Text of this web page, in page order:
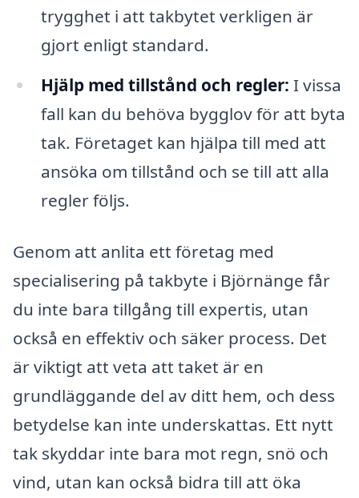
trygghet i att takbytet verkligen är
gjort enligt standard.
Hjälp med tillstånd och regler: I vissa
fall kan du behöva bygglov för att byta
tak. Företaget kan hjälpa till med att
ansöka om tillstånd och se till att alla
regler följs.
Genom att anlita ett företag med
specialisering på takbyte i Björnänge får
du inte bara tillgång till expertis, utan
också en effektiv och säker process. Det
är viktigt att veta att taket är en
grundläggande del av ditt hem, och dess
betydelse kan inte underskattas. Ett nytt
tak skyddar inte bara mot regn, snö och
vind, utan kan också bidra till att öka